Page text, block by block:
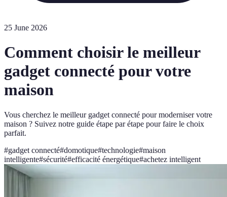
25 June 2026
Comment choisir le meilleur
gadget connecté pour votre
maison
Vous cherchez le meilleur gadget connecté pour moderniser votre
maison ? Suivez notre guide étape par étape pour faire le choix
parfait.
#gadget connecté#domotique#technologie#maison
intelligente#sécurité#efficacité énergétique#achetez intelligent